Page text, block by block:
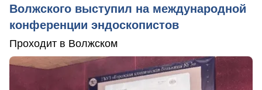
Волжского выступил на международной
конференции эндоскопистов
Проходит в Волжском